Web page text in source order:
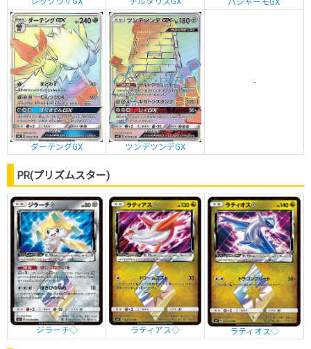
バシャーモGX
ダーテングGX ツンデツンデGX
-
PR(プリズムスター)
ジラーチ◇ ラティアス◇ ラティオス◇